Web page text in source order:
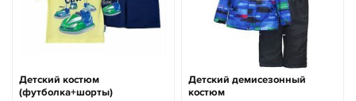
Детский костюм
(футболка+шорты)
Детский демисезонный
костюм